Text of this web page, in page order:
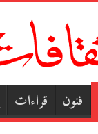
فنون قراءات